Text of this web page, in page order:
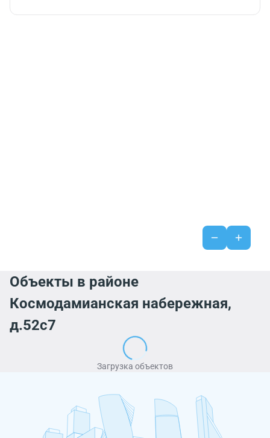
Объекты в районе
Космодамианская набережная,
д.52с7
Загрузка объектов